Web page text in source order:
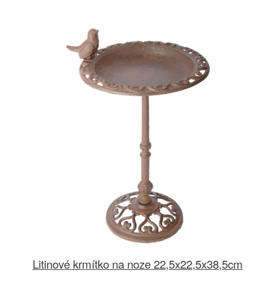
Litinové krmítko na noze 22,5x22,5x38,5cm